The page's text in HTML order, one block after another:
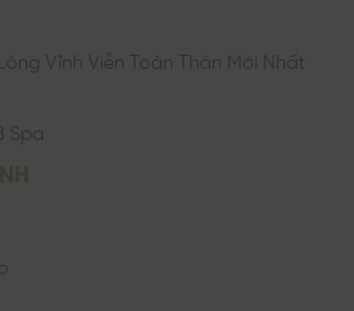
Vĩnh Viễn Toàn Thân Mới Nhất
Spa